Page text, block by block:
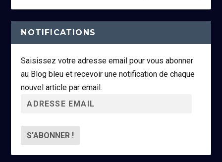
NOTIFICATIONS
Saisissez votre adresse email pour vous abonner
au Blog bleu et recevoir une notification de chaque
nouvel article par email.
r
s